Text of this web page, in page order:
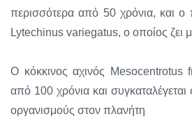
περισσότερα από 50 χρόνια, και ο
Lytechinus variegatus, ο οποίος ζει
Ο κόκκινος αχινός Mesocentrotus
από 100 χρόνια και συγκαταλέγεται
οργανισμούς στον πλανήτη